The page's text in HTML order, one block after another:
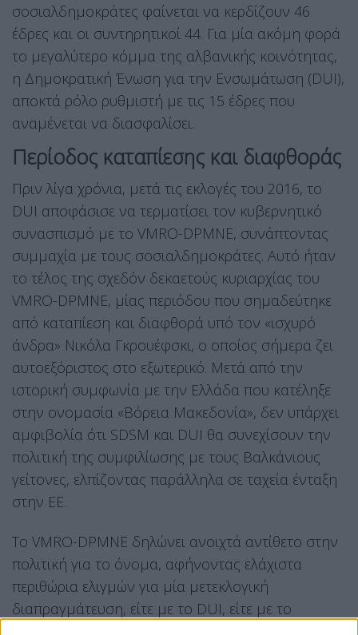
σοσιαλδημοκράτες φαίνεται να κερδίζουν 46
έδρες και οι συντηρητικοί 44. Για μία ακόμη φορά
το μεγαλύτερο κόμμα της αλβανικής κοινότητας,
η Δημοκρατική Ένωση για την Ενσωμάτωση (DUI),
αποκτά ρόλο ρυθμιστή με τις 15 έδρες που
αναμένεται να διασφαλίσει.
Περίοδος καταπίεσης και διαφθοράς
Πριν λίγα χρόνια, μετά τις εκλογές του 2016, το
DUI αποφάσισε να τερματίσει τον κυβερνητικό
συνασπισμό με το VMRO-DPMNE, συνάπτοντας
συμμαχία με τους σοσιαλδημοκράτες. Αυτό ήταν
το τέλος της σχεδόν δεκαετούς κυριαρχίας του
VMRO-DPMNE, μίας περιόδου που σημαδεύτηκε
από καταπίεση και διαφθορά υπό τον «ισχυρό
άνδρα» Νικόλα Γκρουέφσκι, ο οποίος σήμερα ζει
αυτοεξόριστος στο εξωτερικό. Μετά από την
ιστορική συμφωνία με την Ελλάδα που κατέληξε
στην ονομασία «Βόρεια Μακεδονία», δεν υπάρχει
αμφιβολία ότι SDSM και DUI θα συνεχίσουν την
πολιτική της συμφιλίωσης με τους Βαλκάνιους
γείτονες, ελπίζοντας παράλληλα σε ταχεία ένταξη
στην ΕΕ.
Το VMRO-DPMNE δηλώνει ανοιχτά αντίθετο στην
πολιτική για το όνομα, αφήνοντας ελάχιστα
περιθώρια ελιγμών για μία μετεκλογική
διαπραγμάτευση, είτε με το DUI, είτε με το